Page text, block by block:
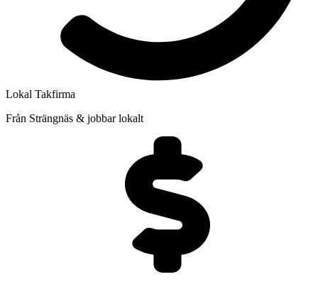
Lokal Takfirma
Från Strängnäs & jobbar lokalt